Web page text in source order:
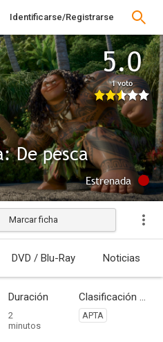
Identificarse/Registrarse
5.0
1 voto
De pesca
Estrenada
Marcar ficha
DVD / Blu-Ray Noticias
Duración
2
minutos
Clasificación por edades
APTA